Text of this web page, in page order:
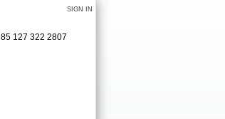
SIGN IN
127 322 2807